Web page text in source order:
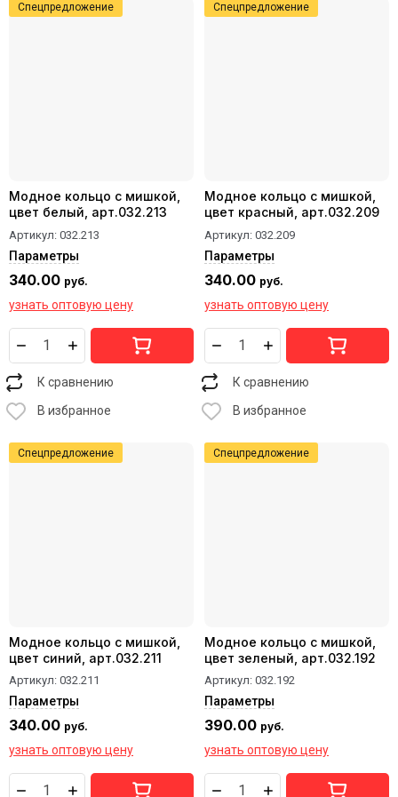
Спецпредложение
Модное кольцо с мишкой,
цвет белый, арт.032.213
Артикул: 032.213
Параметры
340.00 руб.
узнать оптовую цену
К сравнению
В избранное
Спецпредложение
Модное кольцо с мишкой,
цвет красный, арт.032.209
Артикул: 032.209
Параметры
340.00 руб.
узнать оптовую цену
К сравнению
В избранное
Спецпредложение
Модное кольцо с мишкой,
цвет синий, арт.032.211
Артикул: 032.211
Параметры
340.00 руб.
узнать оптовую цену
Спецпредложение
Модное кольцо с мишкой,
цвет зеленый, арт.032.192
Артикул: 032.192
Параметры
390.00 руб.
узнать оптовую цену